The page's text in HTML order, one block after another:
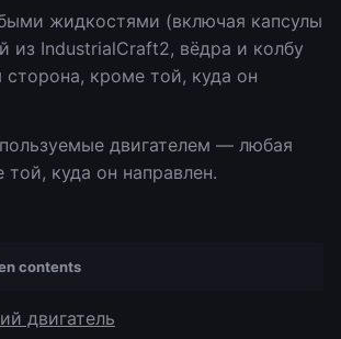
жидкостями (включая капсулы
из IndustrialCraft2, вёдра и колбу
кроме той, куда он
двигателем — любая
куда он направлен.
contents
двигатель